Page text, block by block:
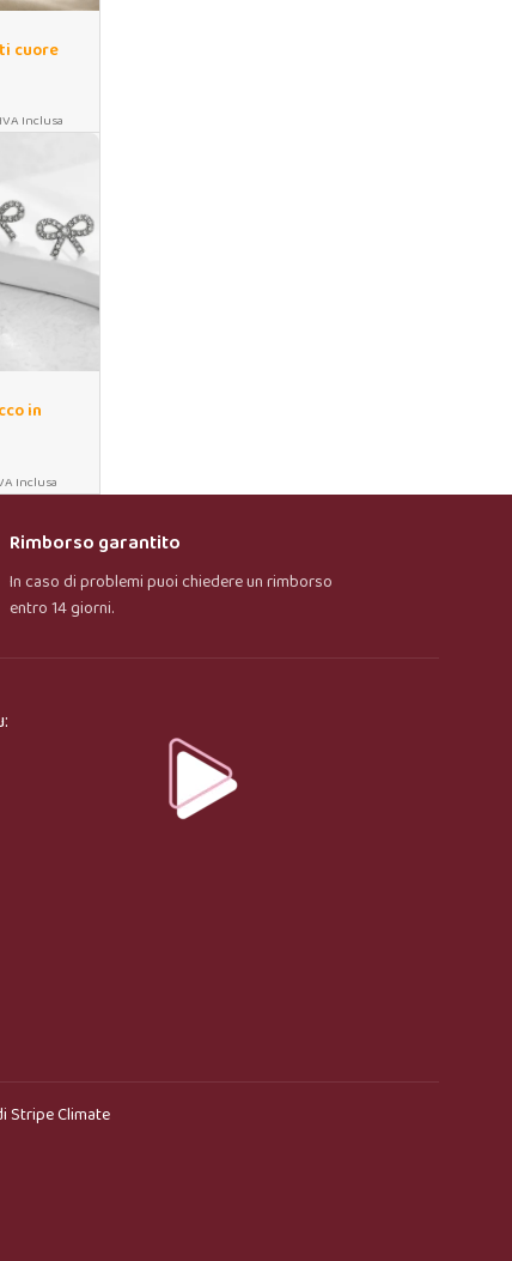
cuore
IVA Inclusa
in
Inclusa
Rimborso garantito
In caso di problemi puoi chiedere un rimborso
entro 14 giorni.
Stripe Climate